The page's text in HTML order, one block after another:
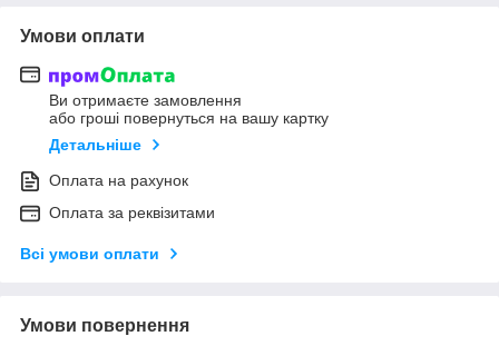
Умови оплати
Ви отримаєте замовлення
або гроші повернуться на вашу картку
Детальніше
Оплата на рахунок
Оплата за реквізитами
Всі умови оплати
Умови повернення